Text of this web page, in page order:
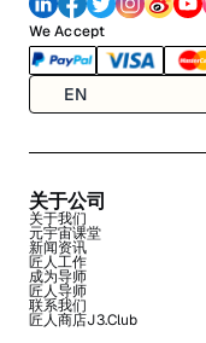
We Accept
EN
关于公司
关于我们
元宇宙课堂
新闻资讯
匠人工作
成为导师
匠人导师
联系我们
匠人商店J3.Club